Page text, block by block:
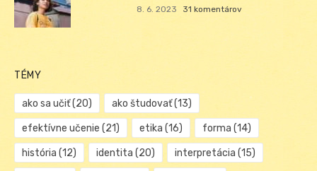
8. 6. 2023 31 komentárov
TÉMY
ako sa učiť(20) ako študovať(13)
efektívne učenie (21) etika (16) forma (14)
história (12) identita (20) interpretácia (15)